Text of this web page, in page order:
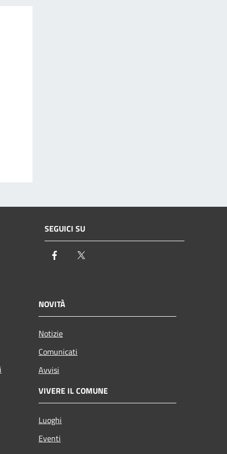
SEGUICI SU
Facebook
NOVITÀ
Notizie
Comunicati
Avvisi
VIVERE IL COMUNE
Luoghi
Eventi